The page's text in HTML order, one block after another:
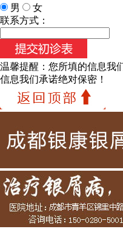
男
女
联系方式：
温馨提醒： 您所填的信息我
信息我们承诺绝对保密！